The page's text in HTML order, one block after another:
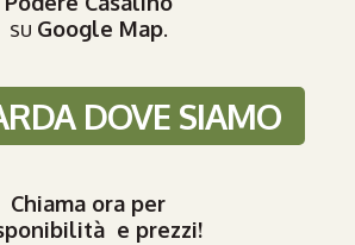
su Google Map.
DOVE SIAMO
Chiama ora per
e prezzi!